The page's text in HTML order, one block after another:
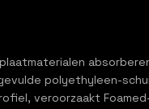
polyethyleen-
veroorzaakt